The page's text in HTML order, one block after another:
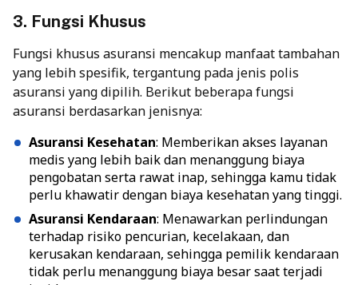
3. Fungsi Khusus
Fungsi khusus asuransi mencakup manfaat tambahan
yang lebih spesifik, tergantung pada jenis polis
asuransi yang dipilih. Berikut beberapa fungsi
asuransi berdasarkan jenisnya:
Asuransi Kesehatan: Memberikan akses layanan
medis yang lebih baik dan menanggung biaya
pengobatan serta rawat inap, sehingga kamu tidak
perlu khawatir dengan biaya kesehatan yang tinggi.
Asuransi Kendaraan: Menawarkan perlindungan
terhadap risiko pencurian, kecelakaan, dan
kerusakan kendaraan, sehingga pemilik kendaraan
tidak perlu menanggung biaya besar saat terjadi